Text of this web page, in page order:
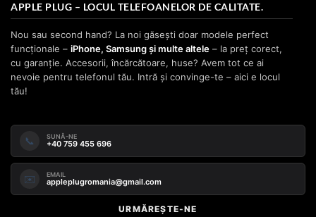
APPLE PLUG – LOCUL TELEFOANELOR DE CALITATE.
Nou sau second hand? La noi găsești doar modele perfect
funcționale – iPhone, Samsung și multe altele – la preț corect,
cu garanție. Accesorii, încărcătoare, huse? Avem tot ce ai
nevoie pentru telefonul tău. Intră și convinge-te – aici e locul
tău!
📞 SUNĂ-NE
+40 759 455 696
✉️ EMAIL
appleplugromania@gmail.com
URMĂREȘTE-NE